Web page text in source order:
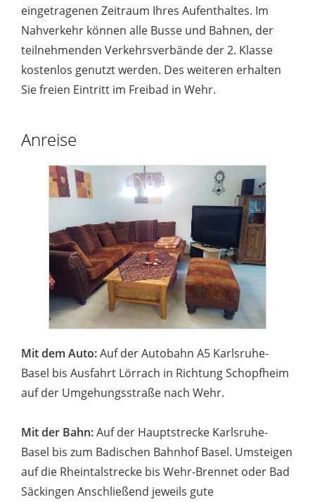
eingetragenen Zeitraum Ihres Aufenthaltes. Im
Nahverkehr können alle Busse und Bahnen, der
teilnehmenden Verkehrsverbände der 2. Klasse
kostenlos genutzt werden. Des weiteren erhalten
Sie freien Eintritt im Freibad in Wehr.
Anreise
Mit dem Auto:Auf der Autobahn A5 Karlsruhe-
Basel bis Ausfahrt Lörrach in Richtung Schopfheim
auf der Umgehungsstraße nach Wehr.
Mit der Bahn:Auf der Hauptstrecke Karlsruhe-
Basel bis zum Badischen Bahnhof Basel. Umsteigen
auf die Rheintalstrecke bis Wehr-Brennet oder Bad
Säckingen Anschließend jeweils gute